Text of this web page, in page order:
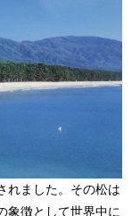
れました。その松は
象徴として世界中に